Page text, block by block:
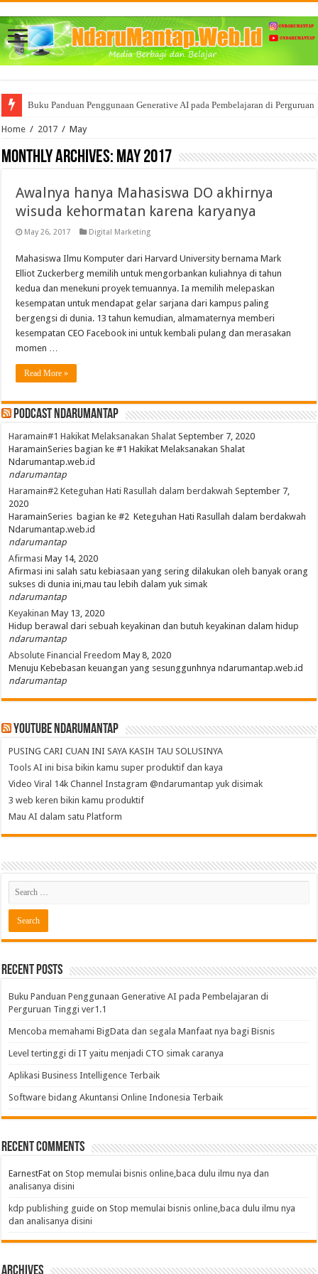
Buku Panduan Penggunaan Generative AI pada Pembelajaran di
Home / 2017 / May
Monthly Archives: May 2017
Awalnya hanya Mahasiswa DO akhirnya
wisuda kehormatan karena karyanya
May 26, 2017 Digital Marketing
Mahasiswa Ilmu Komputer dari Harvard University bernama Mark
Elliot Zuckerberg memilih untuk mengorbankan kuliahnya di tahun
kedua dan menekuni proyek temuannya. Ia memilih melepaskan
kesempatan untuk mendapat gelar sarjana dari kampus paling
bergengsi di dunia. 13 tahun kemudian, almamaternya memberi
kesempatan CEO Facebook ini untuk kembali pulang dan merasakan
momen …
Read More »
PodCast NdaruMantap
Haramain#1 Hakikat Melaksanakan Shalat September 7, 2020
HaramainSeries bagian ke #1 Hakikat Melaksanakan Shalat
Ndarumantap.web.id
ndarumantap
Haramain#2 Keteguhan Hati Rasullah dalam berdakwah September 7,
2020
HaramainSeries bagian ke #2 Keteguhan Hati Rasullah dalam berdakwah
Ndarumantap.web.id
ndarumantap
Afirmasi May 14, 2020
Afirmasi ini salah satu kebiasaan yang sering dilakukan oleh banyak orang
sukses di dunia ini,mau tau lebih dalam yuk simak
ndarumantap
Keyakinan May 13, 2020
Hidup berawal dari sebuah keyakinan dan butuh keyakinan dalam hidup
ndarumantap
Absolute Financial Freedom May 8, 2020
Menuju Kebebasan keuangan yang sesunggunhnya ndarumantap.web.id
ndarumantap
Youtube NdaruMantap
PUSING CARI CUAN INI SAYA KASIH TAU SOLUSINYA
Tools AI ini bisa bikin kamu super produktif dan kaya
Video Viral 14k Channel Instagram @ndarumantap yuk disimak
3 web keren bikin kamu produktif
Mau AI dalam satu Platform
Recent Posts
Buku Panduan Penggunaan Generative AI pada Pembelajaran di
Perguruan Tinggi ver1.1
Mencoba memahami BigData dan segala Manfaat nya bagi Bisnis
Level tertinggi di IT yaitu menjadi CTO simak caranya
Aplikasi Business Intelligence Terbaik
Software bidang Akuntansi Online Indonesia Terbaik
Recent Comments
EarnestFat onStop memulai bisnis online,baca dulu ilmu nya dan
analisanya disini
kdp publishing guide onStop memulai bisnis online,baca dulu ilmu nya
dan analisanya disini